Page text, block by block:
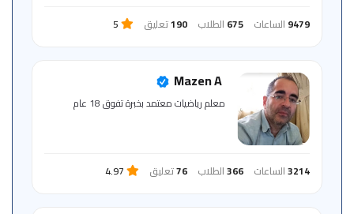
9479 الساعات 675 الطلاب 190تعليق 5
Mazen A
معلم رياضيات معتمد بخبرة تفوق 18 عام
3214الساعات 366الطلاب 76تعليق 4.97